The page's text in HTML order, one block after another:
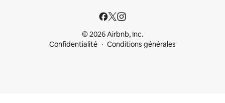
© 2026 Airbnb, Inc.
Confidentialité
Conditions générales